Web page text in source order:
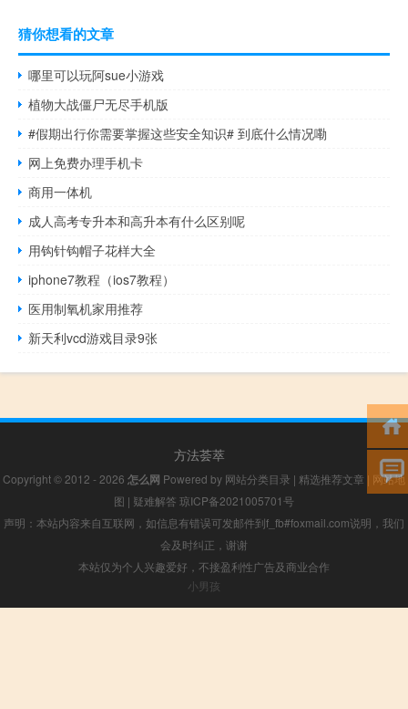
猜你想看的文章
哪里可以玩阿sue小游戏
植物大战僵尸无尽手机版
#假期出行你需要掌握这些安全知识# 到底什么情况嘞
网上免费办理手机卡
商用一体机
成人高考专升本和高升本有什么区别呢
用钩针钩帽子花样大全
iphone7教程（ios7教程）
医用制氧机家用推荐
新天利vcd游戏目录9张
方法荟萃
Copyright © 2012 - 2026 怎么网 Powered by 网站分类目录 | 精选推荐文章 | 网站地
图 | 疑难解答 琼ICP备2021005701号
声明：本站内容来自互联网，如信息有错误可发邮件到f_fb#foxmail.com说明，我们
会及时纠正，谢谢
本站仅为个人兴趣爱好，不接盈利性广告及商业合作
小男孩